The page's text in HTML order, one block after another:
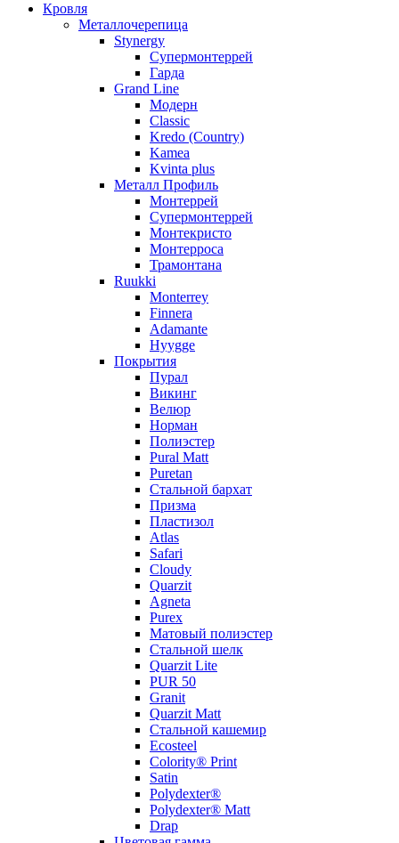
Кровля
Металлочерепица
Stynergy
Супермонтеррей
Гарда
Grand Line
Модерн
Classic
Kredo (Country)
Kamea
Kvinta plus
Металл Профиль
Монтеррей
Супермонтеррей
Монтекристо
Монтерроса
Трамонтана
Ruukki
Monterrey
Finnera
Adamante
Hyygge
Покрытия
Пурал
Викинг
Велюр
Норман
Полиэстер
Pural Matt
Puretan
Стальной бархат
Призма
Пластизол
Atlas
Safari
Cloudy
Quarzit
Agneta
Purex
Матовый полиэстер
Стальной шелк
Quarzit Lite
PUR 50
Granit
Quarzit Matt
Стальной кашемир
Ecosteel
Colority® Print
Satin
Polydexter®
Polydexter® Matt
Drap